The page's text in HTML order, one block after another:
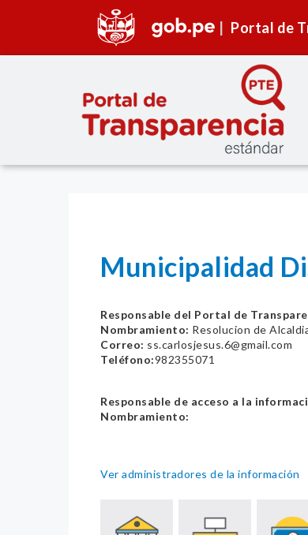
Portal de
Municipalidad
Responsable del Portal de
Nombramiento: Resolucion de
Correo: ss.carlosjesus.6@gmail.com
Teléfono:982355071
Responsable de acceso a la
Nombramiento:
Ver administradores de la información